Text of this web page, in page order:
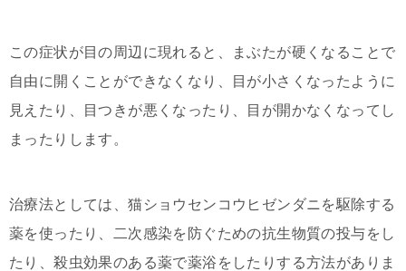
この症状が目の周辺に現れると、まぶたが硬くなることで
自由に開くことができなくなり、目が小さくなったように
見えたり、目つきが悪くなったり、目が開かなくなってし
まったりします。
治療法としては、猫ショウセンコウヒゼンダニを駆除する
薬を使ったり、二次感染を防ぐための抗生物質の投与をし
たり、殺虫効果のある薬で薬浴をしたりする方法がありま